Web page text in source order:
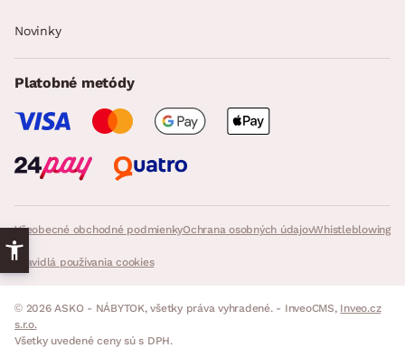
s DPH
Všeobecné obchodné podmienkyOchrana osobných údajovWhistleblowing
Pravidlá používania cookies
Novinky
Platobné metódy
© 2026 ASKO - NÁBYTOK, všetky práva vyhradené. - InveoCMS, Inveo.cz
s.r.o.
Všetky uvedené ceny sú s DPH.